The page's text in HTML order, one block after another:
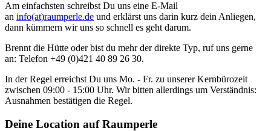
Am einfachsten schreibst Du uns eine E-Mail
an info(at)raumperle.de und erklärst uns darin kurz dein Anliegen,
dann kümmern wir uns so schnell es geht darum.
Brennt die Hütte oder bist du mehr der direkte Typ, ruf uns gerne
an: Telefon +49 (0)421 40 89 26 30.
In der Regel erreichst Du uns Mo. - Fr. zu unserer Kernbürozeit
zwischen 09:00 - 15:00 Uhr. Wir bitten allerdings um Verständnis:
Ausnahmen bestätigen die Regel.
Deine Location auf Raumperle